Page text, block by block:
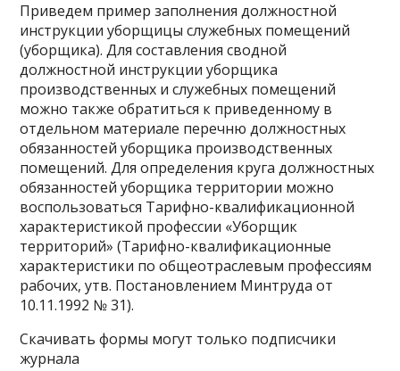
Приведем пример заполнения должностной
инструкции уборщицы служебных помещений
(уборщика). Для составления сводной
должностной инструкции уборщика
производственных и служебных помещений
можно также обратиться к приведенному в
отдельном материале перечню должностных
обязанностей уборщика производственных
помещений. Для определения круга должностных
обязанностей уборщика территории можно
воспользоваться Тарифно-квалификационной
характеристикой профессии «Уборщик
территорий» (Тарифно-квалификационные
характеристики по общеотраслевым профессиям
рабочих, утв. Постановлением Минтруда от
10.11.1992 № 31).
Скачивать формы могут только подписчики
журнала